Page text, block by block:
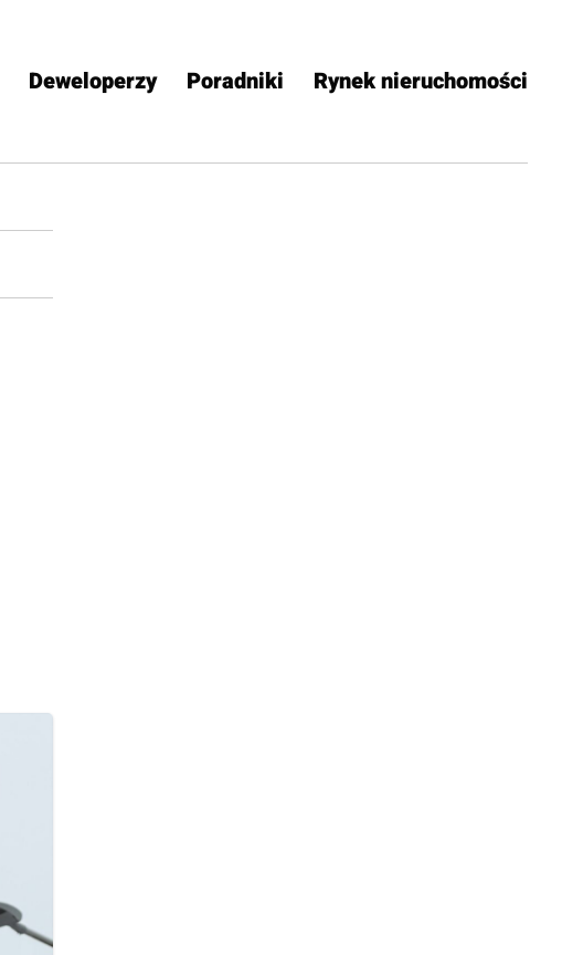
Deweloperzy Poradniki Rynek nieruchomości